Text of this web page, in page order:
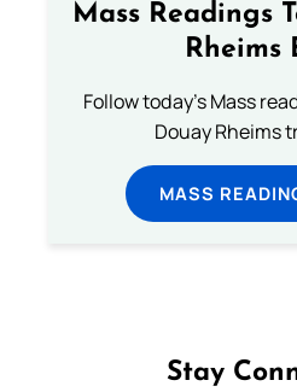
Mass Readings
Rheims
Follow today's Mass
Douay Rheims
MASS
Stay